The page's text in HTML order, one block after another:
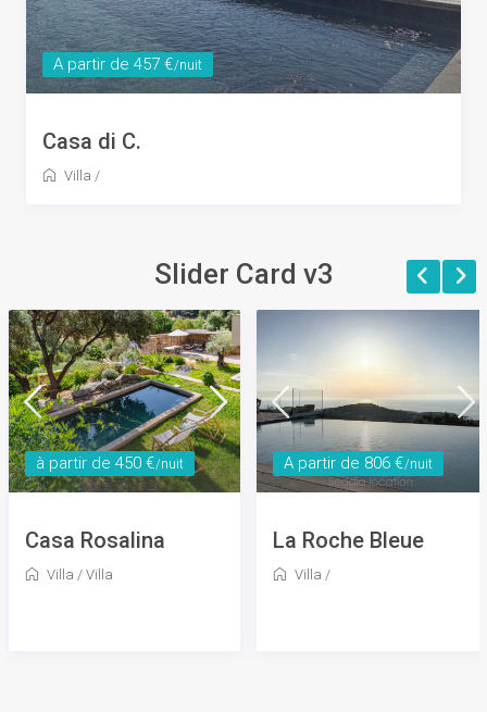
A partir de 457 €/nuit
Casa di C.
Villa /
Slider Card v3
à partir de 450 €/nuit
Casa Rosalina
Villa / Villa
A partir de 806 €/nuit
La Roche Bleue
Villa /